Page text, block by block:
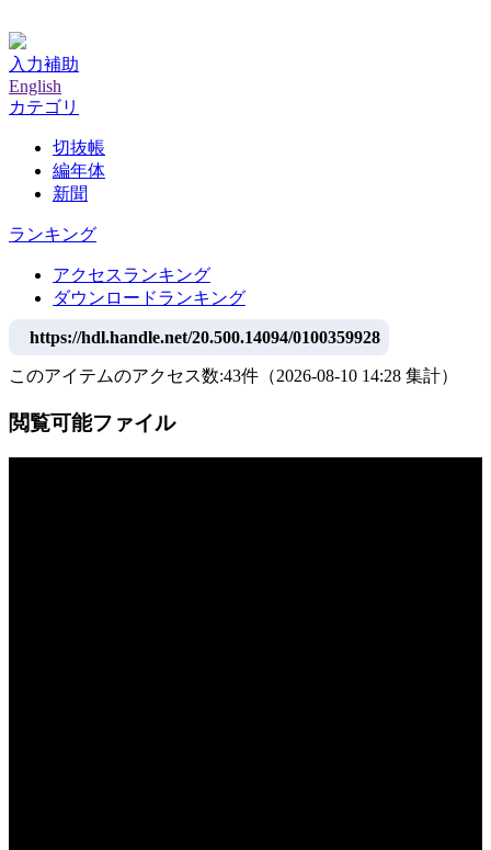
入力補助
English
カテゴリ
切抜帳
編年体
新聞
ランキング
アクセスランキング
ダウンロードランキング
https://hdl.handle.net/20.500.14094/0100359928
このアイテムのアクセス数:43件 （2026-08-10 14:28 集計）
閲覧可能ファイル